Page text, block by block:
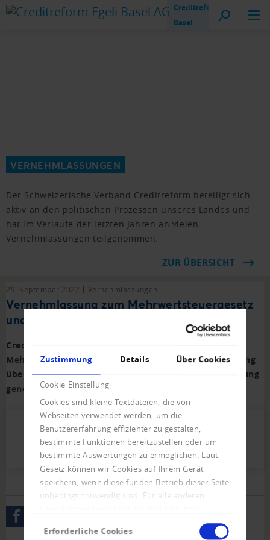
Zustimmung Details Über Cookies
Cookie Einstellung
Cookies sind kleine Textdateien, die von
Webseiten verwendet werden, um die
Benutzererfahrung effizienter zu gestalten,
bestimmte Funktionen bereitzustellen oder um
bestimmte Auswertungen zu ermöglichen. Laut
Gesetz können wir Cookies auf Ihrem Gerät
speichern, wenn diese für den Betrieb dieser Seite
unbedingt notwendig sind. Für alle anderen
Erforderliche Cookies
Creditreform
Basel
VERNEHMLASSUNGEN
Der Schweizerische Verband Creditreform beteiligt sich
aktiv an den politischen Prozessen unseres Landes und
hat im Verlaufe der letzten Jahren an vielen
Vernehmlassungen teilgenommen.
ZUR ÜBERSICHT
29. September 2022 Vernehmlassungen
Vernehmlassung zum Mehrwertsteuergesetz
und UID-Verordnung
Creditreform hat zur Änderung des
Mehrwertsteuergesetzes und Änderung der Verordnung
über die Unternehmens-Identifikationsnummer Stellung
genommen.
2022_Stellungnahme_MWST_UID.pdf (72
KB)